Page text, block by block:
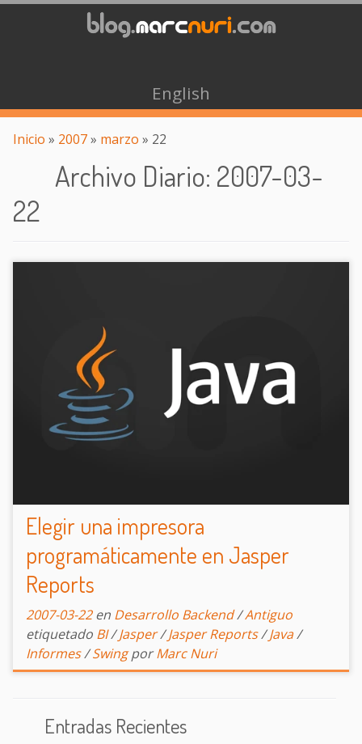
English
Inicio » 2007» marzo » 22
Entradas Recientes
Archivo Diario: 2007-03-
22
Elegir una impresora
programáticamente en Jasper
Reports
2007-03-22 en Desarrollo Backend/Antiguo
etiquetado BI/Jasper/Jasper Reports/Java/
Informes/Swing por Marc Nuri